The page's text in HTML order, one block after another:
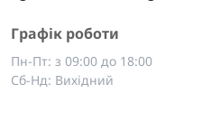
Графік роботи
Пн-Пт: з 09:00 до 18:00
Сб-Нд: Вихідний